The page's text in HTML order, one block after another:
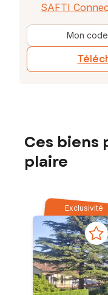
SAFTI
Mon
Ces biens
plaire
Exclusivité